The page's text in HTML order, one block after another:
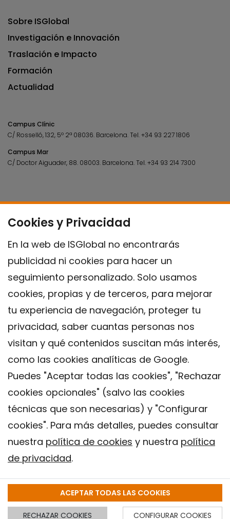
Cookies y Privacidad
En la web de ISGlobal no encontrarás
publicidad ni cookies para hacer un
seguimiento personalizado. Solo usamos
cookies, propias y de terceros, para mejorar
tu experiencia de navegación, proteger tu
privacidad, saber cuantas personas nos
visitan y qué contenidos suscitan más interés,
como las cookies analíticas de Google.
Puedes "Aceptar todas las cookies", "Rechazar
cookies opcionales" (salvo las cookies
técnicas que son necesarias) y "Configurar
cookies". Para más detalles, puedes consultar
nuestra política de cookies y nuestra política
de privacidad.
ACEPTAR TODAS LAS COOKIES
RECHAZAR COOKIES CONFIGURAR COOKIES
Sobre ISGlobal
Investigación e Innovación
Traslación e Impacto
Formación
Actualidad
Campus Clínic
C/ Rosselló, 132, 5º 2ª 08036. Barcelona.Tel.+34 93 227 1806
Campus Mar
C/ Doctor Aiguader, 88. 08003. Barcelona.Tel.+34 93 214 7300
Contacto
Política de privacidad
Política de Cookies
Instituto de Salud Global de Barcelona (ISGlobal), 2018.